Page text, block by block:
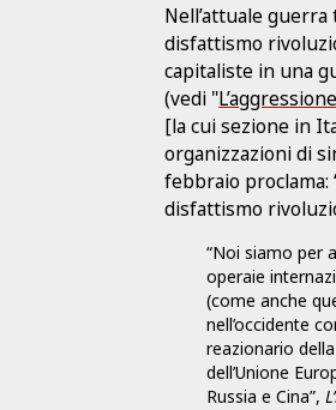
Nell’attuale
disfattismo
capitaliste in una
(vedi "
[la cui sezione in
organizzazioni di
febbraio proclama:
disfattismo
“Noi siamo per
operaie
(come anche
nell’occidente
reazionario
dell’Unione
Russia e Cina”,